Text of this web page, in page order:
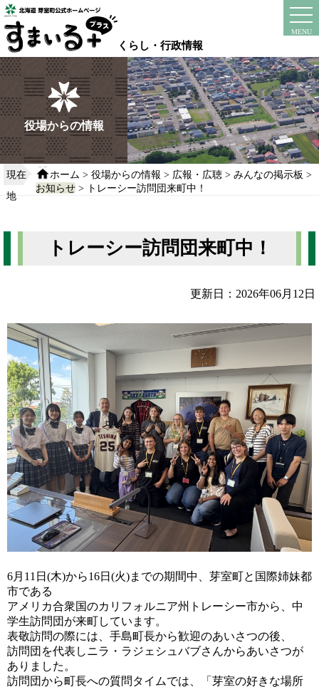
本
文
へ
移
動
る
くらし・行政情報
MENU
instagram
役場からの情報
現在
地
ホーム >役場からの情報 > 広報・広聴 >みんなの掲示板 >
お知らせ > トレーシー訪問団来町中！
トレーシー訪問団来町中！
更新日：2026年06月12日
6月11日(木)から16日(火)までの期間中、芽室町と国際姉妹都
市である
アメリカ合衆国のカリフォルニア州トレーシー市から、中
学生訪問団が来町しています。
表敬訪問の際には、手島町長から歓迎のあいさつの後、
訪問団を代表しニラ・ラジェシュバブさんからあいさつが
ありました。
訪問団から町長への質問タイムでは、「芽室の好きな場所